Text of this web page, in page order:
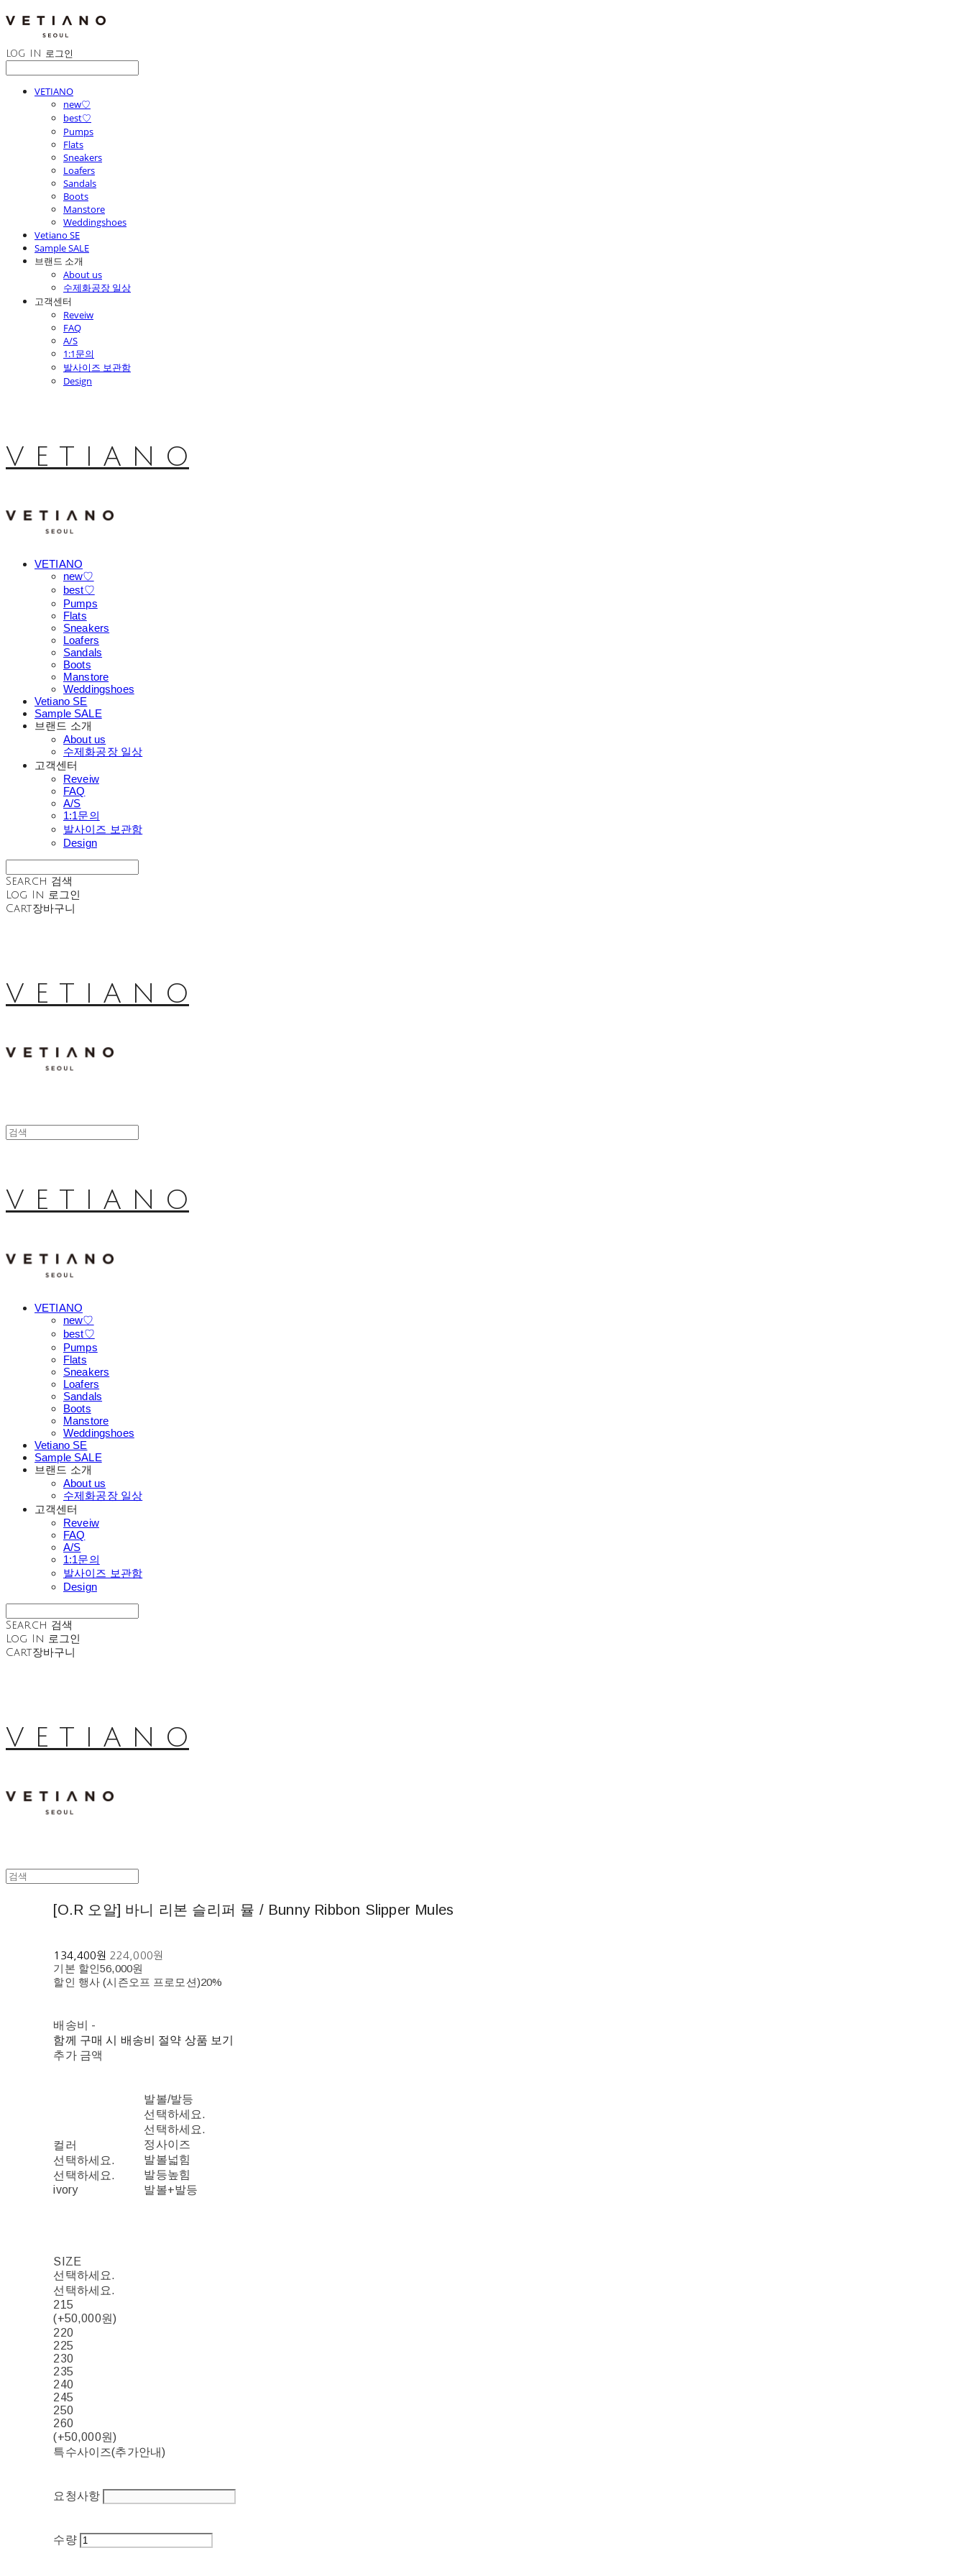
LOG IN 로그인
VETIANO
new♡
best♡
Pumps
Flats
Sneakers
Loafers
Sandals
Boots
Manstore
Weddingshoes
Vetiano SE
Sample SALE
브랜드 소개
About us
수제화공장 일상
고객센터
Reveiw
FAQ
A/S
1:1문의
발사이즈 보관함
Design
V E T I A N O
VETIANO
new♡
best♡
Pumps
Flats
Sneakers
Loafers
Sandals
Boots
Manstore
Weddingshoes
Vetiano SE
Sample SALE
브랜드 소개
About us
수제화공장 일상
고객센터
Reveiw
FAQ
A/S
1:1문의
발사이즈 보관함
Design
Search 검색
Log In 로그인
Cart장바구니
V E T I A N O
V E T I A N O
VETIANO
new♡
best♡
Pumps
Flats
Sneakers
Loafers
Sandals
Boots
Manstore
Weddingshoes
Vetiano SE
Sample SALE
브랜드 소개
About us
수제화공장 일상
고객센터
Reveiw
FAQ
A/S
1:1문의
발사이즈 보관함
Design
Search 검색
Log In 로그인
Cart장바구니
V E T I A N O
[O.R 오알] 바니 리본 슬리퍼 뮬 / Bunny Ribbon Slipper Mules
134,400원 224,000원
기본 할인56,000원
할인 행사 (시즌오프 프로모션)20%
배송비 -
함께 구매 시 배송비 절약 상품 보기
추가 금액
컬러
선택하세요.
선택하세요.
ivory
발볼/발등
선택하세요.
선택하세요.
정사이즈
발볼넓힘
발등높힘
발볼+발등
SIZE
선택하세요.
선택하세요.
215
(+50,000원)
220
225
230
235
240
245
250
260
(+50,000원)
특수사이즈(추가안내)
요청사항
수량